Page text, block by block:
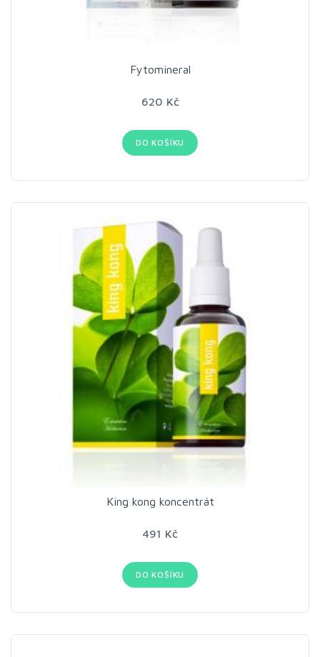
Fytomineral
620 Kč
DO KOŠÍKU
King kong koncentrát
491 Kč
DO KOŠÍKU